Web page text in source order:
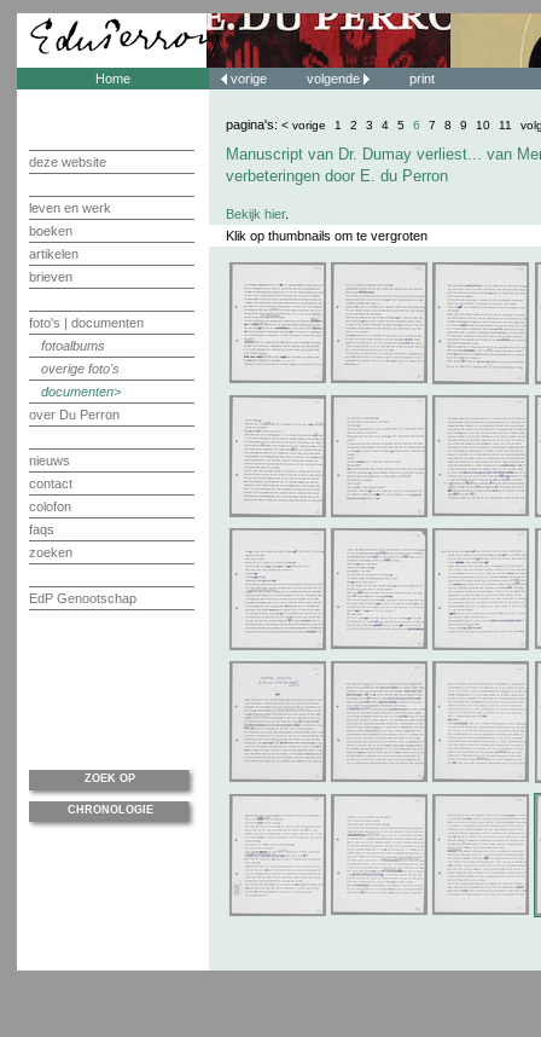
Home
deze website
leven en werk
boeken
artikelen
brieven
foto's | documenten
fotoalbums
overige foto's
documenten
over Du Perron
nieuws
contact
colofon
faqs
zoeken
EdP Genootschap
vorige volgende print
pagina's: < vorige 1 2 3 4 5 6 7 8 9 10 11
Manuscript van Dr. Dumay verliest... van
verbeteringen door E. du Perron
Bekijk hier.
Klik op thumbnails om te vergroten
ZOEK OP
CHRONOLOGIE